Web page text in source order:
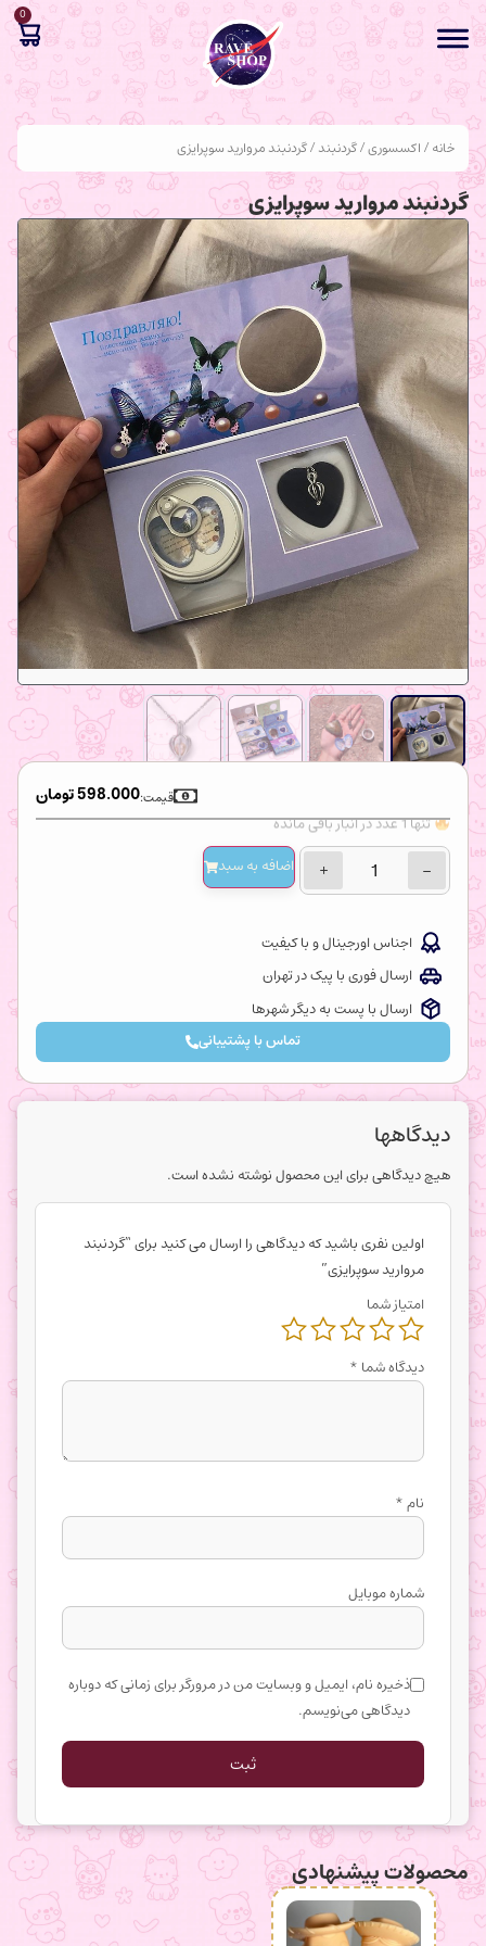
0
خانه/اکسسوری/گردنبند/ گردنبند مروارید سوپرایزی
گردنبند مروارید سوپرایزی
598.000تومان قیمت:
تنها 1 عدد در انبار باقی مانده
−
+ اضافه‌ به سبد
اجناس اورجینال و با کیفیت
ارسال فوری با پیک در تهران
ارسال با پست به دیگر شهرها
تماس با پشتیبانی
دیدگاهها
هیچ دیدگاهی برای این محصول نوشته نشده است.
اولین نفری باشید که دیدگاهی را ارسال می کنید برای “گردنبند
مروارید سوپرایزی”
امتیاز شما
دیدگاه شما *
نام*
شماره موبایل
ذخیره نام، ایمیل و وبسایت من در مرورگر برای زمانی که دوباره
دیدگاهی می‌نویسم.
محصولات پیشنهادی